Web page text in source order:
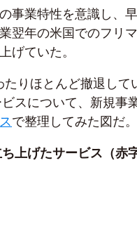
事業特性を意識し、
翌年の米国でのフリ
げていた。
りほとんど撤退して
スについて、新規事
で整理してみた図だ。
上げたサービス（赤